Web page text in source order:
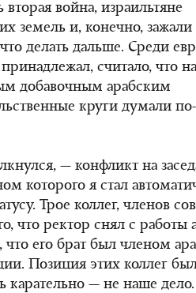
война, израильтяне
земель и, конечно,
делать дальше. Среди
считало, что
добавочным арабским
круги думали по-
— конфликт на
которого я стал
Трое коллег, членов
что ректор снял с работы
что его брат был членом
Позиция этих коллег
карательно — не наше дело.